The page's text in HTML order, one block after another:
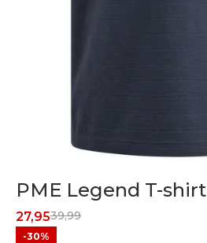
PME Legend T-shirt
39,99
27,95
-30%